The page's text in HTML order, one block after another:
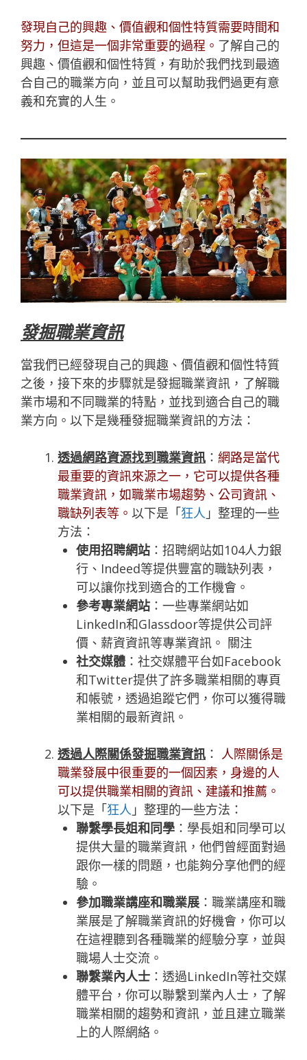
發現自己的興趣、價值觀和個性特質需要時間和
努力，但這是一個非常重要的過程。 了解自己的
興趣、價值觀和個性特質，有助於我們找到最適
合自己的職業方向，並且可以幫助我們過更有意
義和充實的人生。
發掘職業資訊
當我們已經發現自己的興趣、價值觀和個性特質
之後，接下來的步驟就是發掘職業資訊，了解職
業市場和不同職業的特點，並找到適合自己的職
業方向。以下是幾種發掘職業資訊的方法：
透過網路資源找到職業資訊 ： 網路是當代
最重要的資訊來源之一，它可以提供各種
職業資訊，如職業市場趨勢、公司資訊、
職缺列表等。 以下是「狂人 」整理的一些
方法：
使用招聘網站 ：招聘網站如104人力銀
行、Indeed等提供豐富的職缺列表，
可以讓你找到適合的工作機會。
參考專業網站 ：一些專業網站如
LinkedIn和Glassdoor等提供公司評
價、薪資資訊等專業資訊。 關注
社交媒體 ：社交媒體平台如Facebook
和Twitter提供了許多職業相關的專頁
和帳號，透過追蹤它們，你可以獲得職
業相關的最新資訊。
透過人際關係發掘職業資訊 ： 人際關係是
職業發展中很重要的一個因素，身邊的人
可以提供職業相關的資訊、建議和推薦。
以下是「狂人 」整理的一些方法：
聯繫學長姐和同學 ：學長姐和同學可以
提供大量的職業資訊，他們曾經面對過
跟你一樣的問題，也能夠分享他們的經
驗。
參加職業講座和職業展 ：職業講座和職
業展是了解職業資訊的好機會，你可以
在這裡聽到各種職業的經驗分享，並與
職場人士交流。
聯繫業內人士 ：透過LinkedIn等社交媒
體平台，你可以聯繫到業內人士，了解
職業相關的趨勢和資訊，並且建立職業
上的人際網絡。